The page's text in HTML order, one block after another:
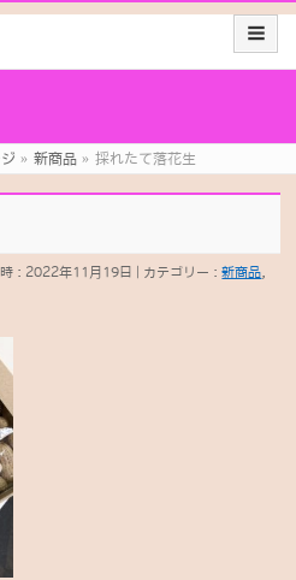
» 新商品 » 採れたて落花生
: 2022年11月19日 カテゴリー :新商品